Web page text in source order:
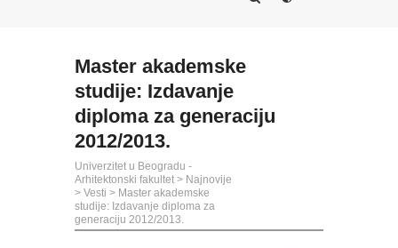
Master akademske
studije: Izdavanje
diploma za generaciju
2012/2013.
Univerzitet u Beogradu -
Arhitektonski fakultet > Najnovije
> Vesti > Master akademske
studije: Izdavanje diploma za
generaciju 2012/2013.